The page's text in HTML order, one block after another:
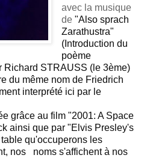
avec la musique
de "Also sprach
Zarathustra"
(Introduction du
poème
Richard STRAUSS (le 3ème)
du même nom de Friedrich
interprété ici par le
grâce au film "2001: A Space
ainsi que par "Elvis Presley's
qu'occuperons les
nos   noms s'affichent à nos